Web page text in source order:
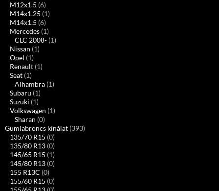
M12x1.5 (6)
M14x1.25 (1)
M14x1.5 (6)
Mercedes (1)
CLC 2008- (1)
Nissan (1)
Opel (1)
Renault (1)
Seat (1)
Alhambra (1)
Subaru (1)
Suzuki (1)
Volkswagen (1)
Sharan (0)
Gumiabroncs kínálat (393)
135/70 R15 (0)
135/80 R13 (0)
145/65 R15 (1)
145/80 R13 (0)
155 R13C (0)
155/60 R15 (0)